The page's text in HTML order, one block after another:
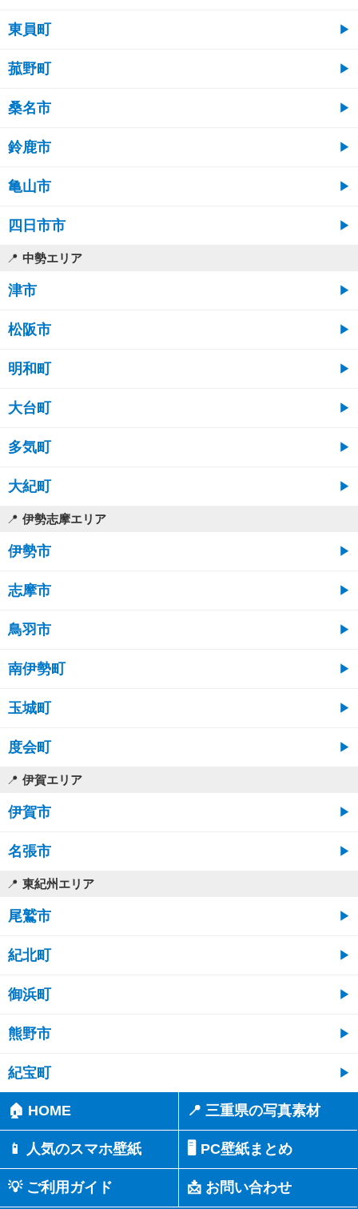
東員町
菰野町
桑名市
鈴鹿市
亀山市
四日市市
中勢エリア
津市
松阪市
明和町
大台町
多気町
大紀町
伊勢志摩エリア
伊勢市
志摩市
鳥羽市
南伊勢町
玉城町
度会町
伊賀エリア
伊賀市
名張市
東紀州エリア
尾鷲市
紀北町
御浜町
熊野市
紀宝町
🏠 HOME 📍 三重県の写真素材
📱 人気のスマホ壁紙 🖥️ PC壁紙まとめ
💡 ご利用ガイド 📩 お問い合わせ